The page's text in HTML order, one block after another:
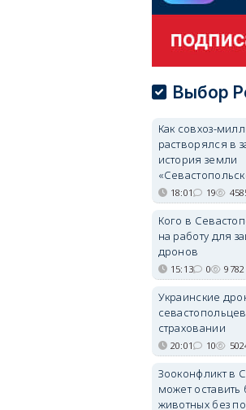
Выбор
Как совхоз-
растворялся в
история земли
18:01 19
Кого в
на работу для
дронов
15:13 0 9782
Украинские
страховании
20:01 10
Зооконфликт в
может
животных без